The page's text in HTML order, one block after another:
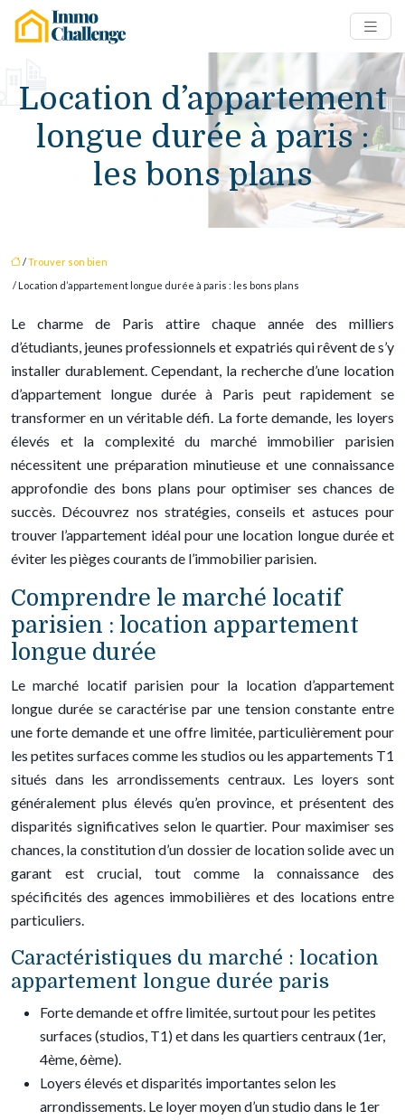
Location d’appartement
longue durée à paris :
les bons plans
/Trouver son bien
/ Location d’appartement longue durée à paris : les bons plans
Le charme de Paris attire chaque année des milliers
d’étudiants, jeunes professionnels et expatriés qui rêvent de s’y
installer durablement. Cependant, la recherche d’une location
d’appartement longue durée à Paris peut rapidement se
transformer en un véritable défi. La forte demande, les loyers
élevés et la complexité du marché immobilier parisien
nécessitent une préparation minutieuse et une connaissance
approfondie des bons plans pour optimiser ses chances de
succès. Découvrez nos stratégies, conseils et astuces pour
trouver l’appartement idéal pour une location longue durée et
éviter les pièges courants de l’immobilier parisien.
Comprendre le marché locatif
parisien : location appartement
longue durée
Le marché locatif parisien pour la location d’appartement
longue durée se caractérise par une tension constante entre
une forte demande et une offre limitée, particulièrement pour
les petites surfaces comme les studios ou les appartements T1
situés dans les arrondissements centraux. Les loyers sont
généralement plus élevés qu’en province, et présentent des
disparités significatives selon le quartier. Pour maximiser ses
chances, la constitution d’un dossier de location solide avec un
garant est crucial, tout comme la connaissance des
spécificités des agences immobilières et des locations entre
particuliers.
Caractéristiques du marché : location
appartement longue durée paris
Forte demande et offre limitée, surtout pour les petites
surfaces (studios, T1) et dans les quartiers centraux (1er,
4ème, 6ème).
Loyers élevés et disparités importantes selon les
arrondissements. Le loyer moyen d’un studio dans le 1er